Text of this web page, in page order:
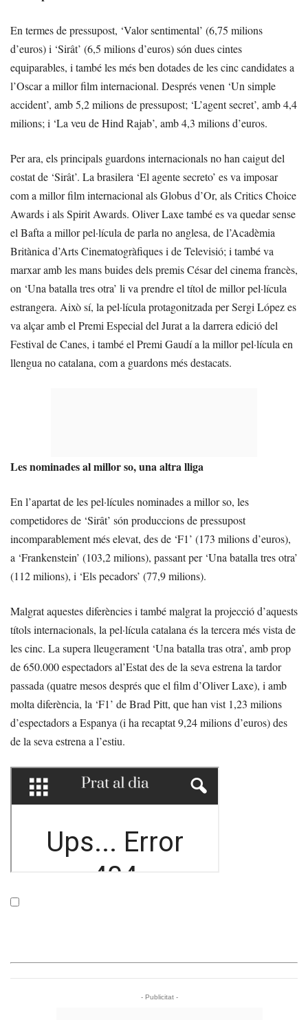
En termes de pressupost, ‘Valor sentimental’ (6,75 milions
d’euros) i ‘Sirât’ (6,5 milions d’euros) són dues cintes
equiparables, i també les més ben dotades de les cinc candidates a
l’Oscar a millor film internacional. Després venen ‘Un simple
accident’, amb 5,2 milions de pressupost; ‘L’agent secret’, amb 4,4
milions; i ‘La veu de Hind Rajab’, amb 4,3 milions d’euros.
Per ara, els principals guardons internacionals no han caigut del
costat de ‘Sirât’. La brasilera ‘El agente secreto’ es va imposar
com a millor film internacional als Globus d’Or, als Critics Choice
Awards i als Spirit Awards. Oliver Laxe també es va quedar sense
el Bafta a millor pel·lícula de parla no anglesa, de l’Acadèmia
Britànica d’Arts Cinematogràfiques i de Televisió; i també va
marxar amb les mans buides dels premis César del cinema francès,
on ‘Una batalla tres otra’ li va prendre el títol de millor pel·lícula
estrangera. Això sí, la pel·lícula protagonitzada per Sergi López es
va alçar amb el Premi Especial del Jurat a la darrera edició del
Festival de Canes, i també el Premi Gaudí a la millor pel·lícula en
llengua no catalana, com a guardons més destacats.
Les nominades al millor so, una altra lliga
En l’apartat de les pel·lícules nominades a millor so, les
competidores de ‘Sirât’ són produccions de pressupost
incomparablement més elevat, des de ‘F1’ (173 milions d’euros),
a ‘Frankenstein’ (103,2 milions), passant per ‘Una batalla tres otra’
(112 milions), i ‘Els pecadors’ (77,9 milions).
Malgrat aquestes diferències i també malgrat la projecció d’aquests
títols internacionals, la pel·lícula catalana és la tercera més vista de
les cinc. La supera lleugerament ‘Una batalla tras otra’, amb prop
de 650.000 espectadors al’Estat des de la seva estrena la tardor
passada (quatre mesos després que el film d’Oliver Laxe), i amb
molta diferència, la ‘F1’ de Brad Pitt, que han vist 1,23 milions
d’espectadors a Espanya (i ha recaptat 9,24 milions d’euros) des
de la seva estrena a l’estiu.
- Publicitat -